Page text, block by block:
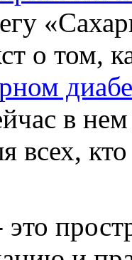
о том,
в
всех,